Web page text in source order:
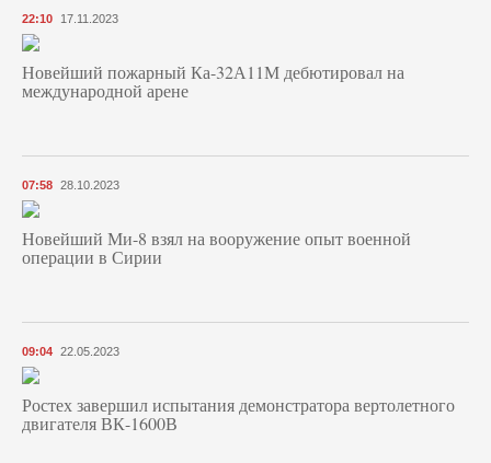
22:10 17.11.2023
Новейший пожарный Ка-32А11М дебютировал на
международной арене
07:58 28.10.2023
Новейший Ми-8 взял на вооружение опыт военной
операции в Сирии
09:04 22.05.2023
Ростех завершил испытания демонстратора вертолетного
двигателя ВК-1600В